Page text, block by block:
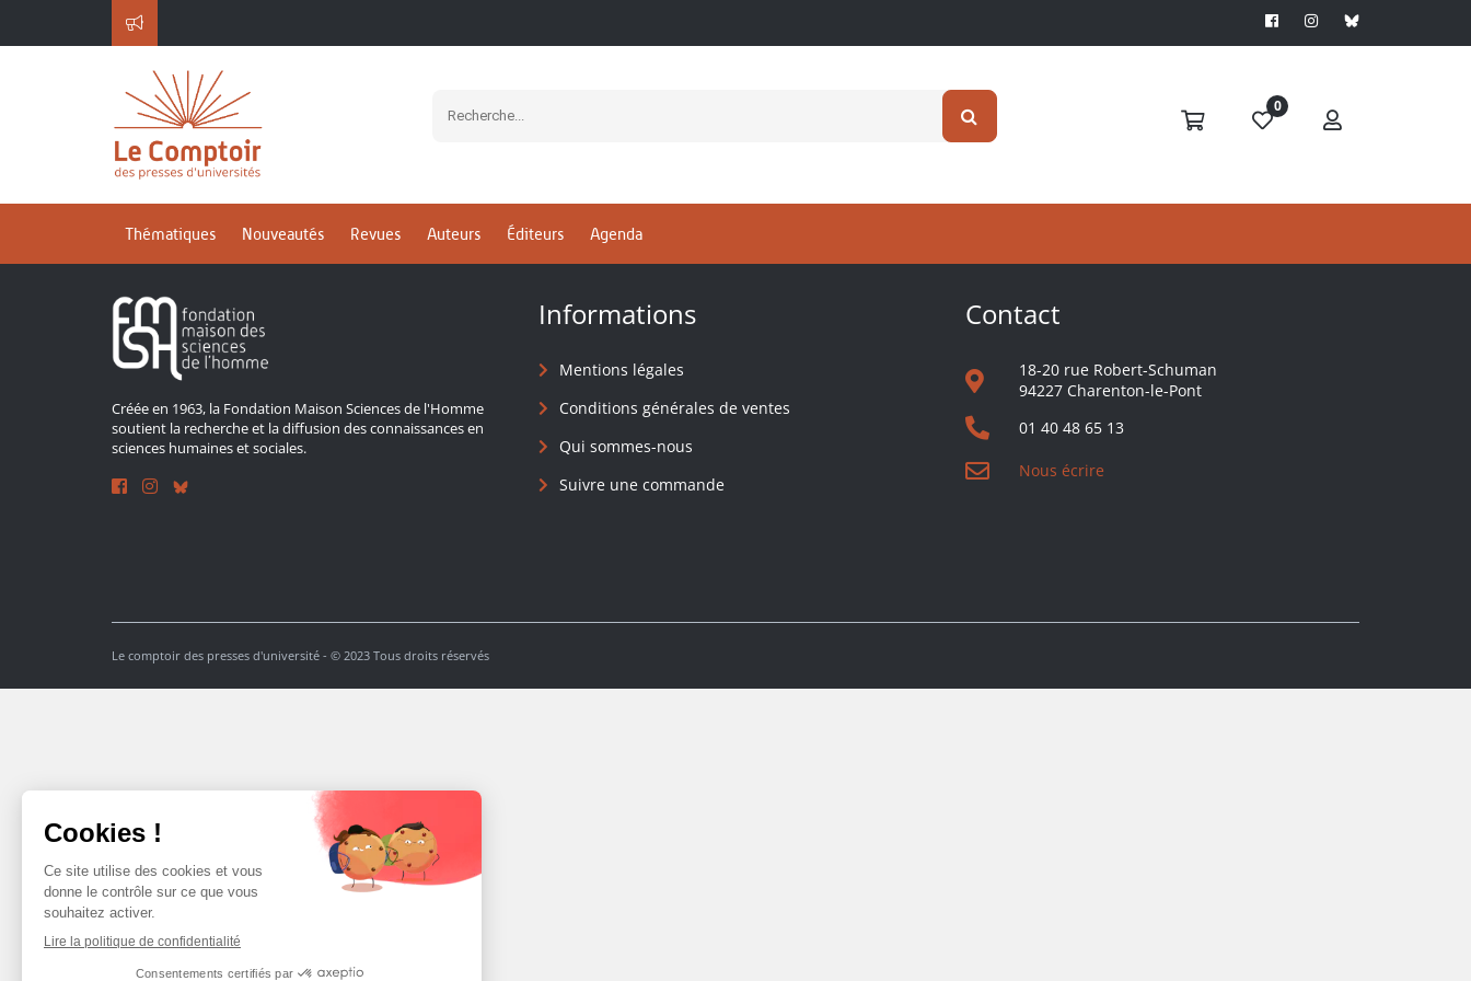
0
Thématiques Nouveautés Revues Auteurs Éditeurs Agenda
Inscrivez-vous à notre newsletter S'ABONNER
Créée en 1963, la Fondation Maison Sciences de l'Homme
soutient la recherche et la diffusion des connaissances en
sciences humaines et sociales.
Informations
Mentions légales
Conditions générales de ventes
Qui sommes-nous
Suivre une commande
Contact
18-20 rue Robert-Schuman
94227 Charenton-le-Pont
01 40 48 65 13
Nous écrire
Le comptoir des presses d'université - © 2023 Tous droits réservés